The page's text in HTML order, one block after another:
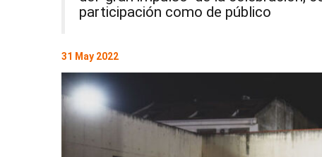
participación como de público
31 May 2022